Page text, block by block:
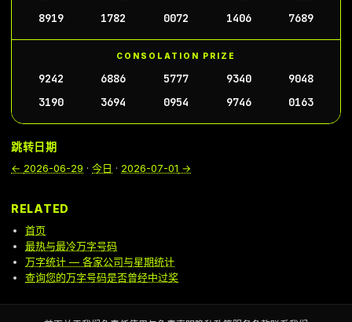
8919
1782 0072 1406 7689
CONSOLATION PRIZE
9242 6886 5777 9340
9048
3190
3694 0954 9746 0163
跳转日期
← 2026-06-29 · 今日 · 2026-07-01 →
RELATED
首页
最热与最冷万字号码
万字统计 — 各家公司与星期统计
查询您的万字号码是否曾经中过奖